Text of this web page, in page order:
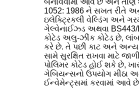
બનાવવામાં આવે છે અને તાણ
1052: 1986 ને સખત રીતે
ઇલેક્ટ્રિકલી વેલ્ડિંગ અને
ગેલ્વેનાઈઝ્ડ અથવા BS443/
કોટેડ અલુ-ઝીંક કોટેડ છે,
કરે છે. તે પછી કાટ અને અન્ય
સામે સુરક્ષિત રાખવા માટે
પોલિમર કોટેડ હોઈ શકે છે,
ગેબિયન્સનો ઉપયોગ મીઠા
ઈન્વેમેન્ટ્સમાં કરવામાં આવે